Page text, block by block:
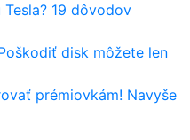
19 dôvodov
disk môžete len
prémiovkám! Navyše